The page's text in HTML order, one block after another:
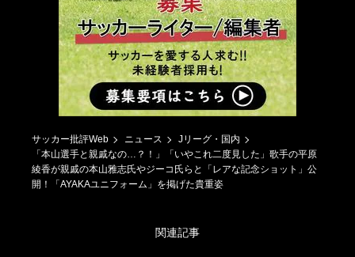
サッカー批評Web ニュース
Jリーグ・国内
「本山選手と親戚なの…？！」「いやこれ二度見した」歌手の平原
綾香が親戚の本山雅志氏やジーコ氏らと「レアな記念ショット」公
開！「AYAKAユニフォーム」を掲げた貴重姿
関連記事